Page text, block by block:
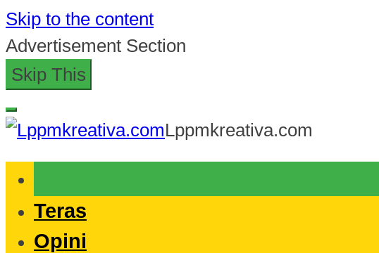
Skip to the content
Advertisement Section
Skip This
Lppmkreativa.com
Teras
Opini